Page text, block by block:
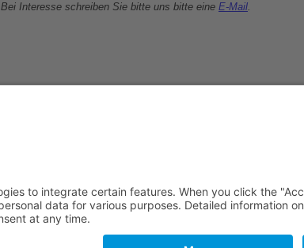
Bei Interesse schreiben Sie bitte uns bitte eine E-Mail.